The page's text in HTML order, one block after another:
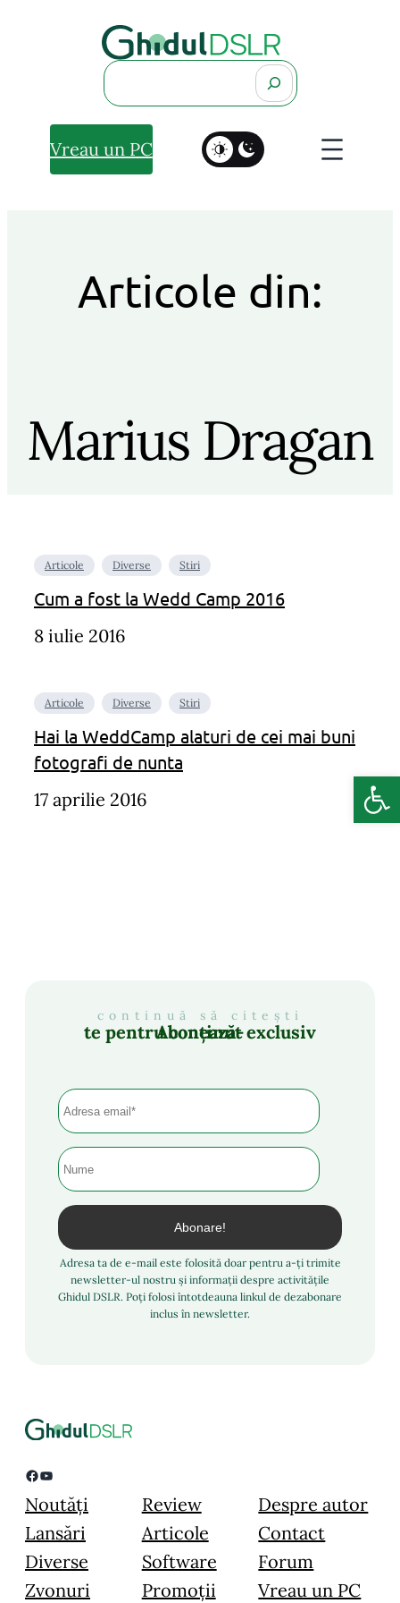
Search
Vreau un PC
Articole din:
Marius Dragan
Articole Diverse Stiri
Cum a fost la Wedd Camp 2016
8 iulie 2016
Articole Diverse Stiri
Hai la WeddCamp alaturi de cei mai buni
fotografi de nunta
17 aprilie 2016
continuă să citești
Abonează-te pentru conținut exclusiv
Adresa ta de e-mail este folosită doar pentru a-ți trimite
newsletter-ul nostru și informații despre activitățile
Ghidul DSLR. Poți folosi întotdeauna linkul de dezabonare
inclus în newsletter.
Facebook YouTube
Noutăți
Lansări
Diverse
Zvonuri
Review
Articole
Software
Promoții
Despre autor
Contact
Forum
Vreau un PC